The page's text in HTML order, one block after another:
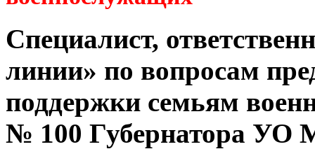
Специалист,
линии» по вопросам
поддержки семьям
№ 100 Губернатора УО